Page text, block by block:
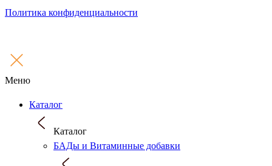
Политика конфиденциальности
Меню
Каталог
Каталог
БАДы и Витаминные добавки